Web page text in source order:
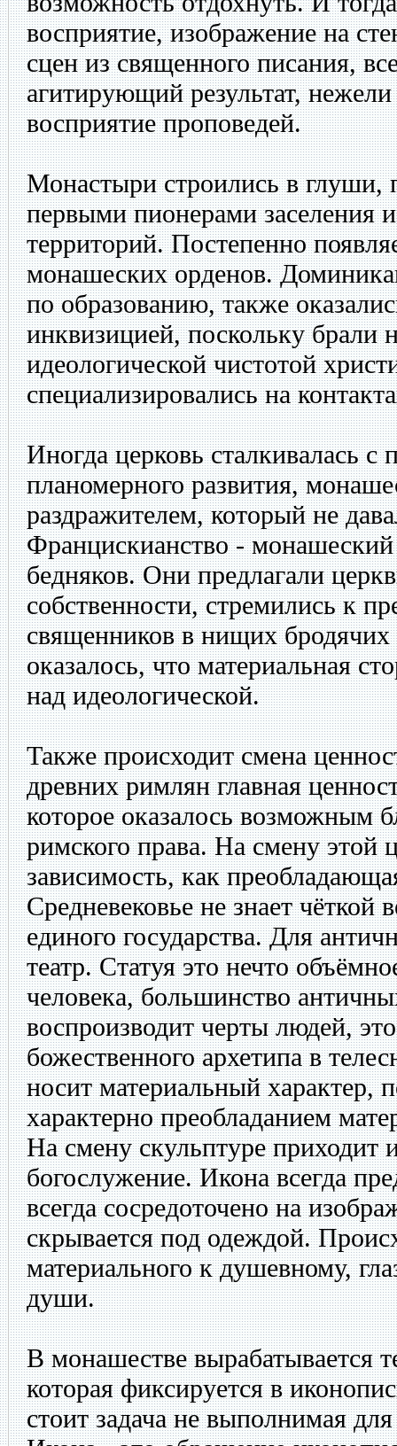
восприятие, изображение на
сцен из священного писания,
агитирующий результат,
восприятие проповедей.
Монастыри строились в глуши,
первыми пионерами заселения
территорий. Постепенно
монашеских орденов.
по образованию, также
инквизицией, поскольку брали
идеологической чистотой
специализировались на
Иногда церковь сталкивалась с
планомерного развития,
раздражителем, который не
Францискианство -
бедняков. Они предлагали
собственности, стремились к
священников в нищих
оказалось, что материальная
над идеологической.
Также происходит смена
древних римлян главная
которое оказалось возможным
римского права. На смену этой
зависимость, как
Средневековье не знает чёткой
единого государства. Для
театр. Статуя это нечто
человека, большинство
воспроизводит черты людей,
божественного архетипа в
носит материальный характер,
характерно преобладанием
На смену скульптуре приходит
богослужение. Икона всегда
всегда сосредоточено на
скрывается под одеждой.
материального к душевному,
души.
В монашестве вырабатывается
которая фиксируется в
стоит задача не выполнимая